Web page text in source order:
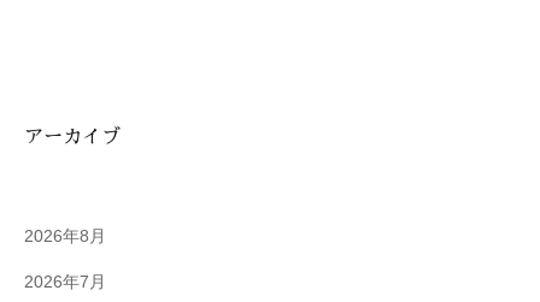
アーカイブ
2026年8月
2026年7月